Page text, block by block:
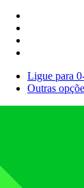
Ligue para
Outras